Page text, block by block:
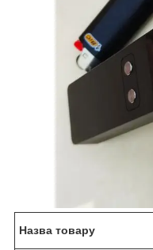
Назва товару